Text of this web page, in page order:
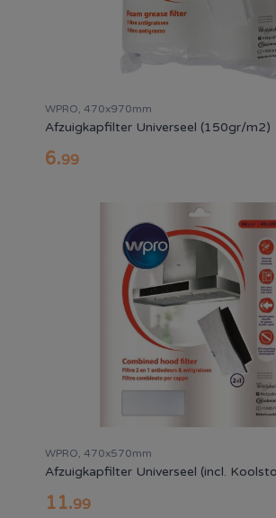
WPRO, 470x970mm
Afzuigkapfilter Universeel (150gr/m2)
6.99
WPRO, 470x570mm
Afzuigkapfilter Universeel (incl.
11.99